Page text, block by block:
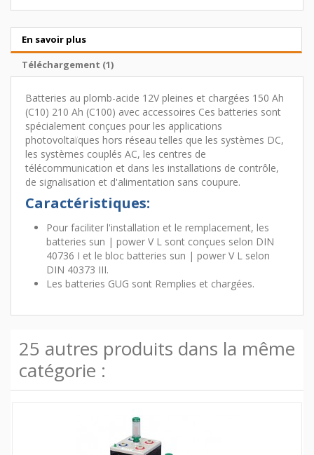
En savoir plus
Téléchargement (1)
Batteries au plomb-acide 12V pleines et chargées 150 Ah
(C10) 210 Ah (C100) avec accessoires Ces batteries sont
spécialement conçues pour les applications
photovoltaïques hors réseau telles que les systèmes DC,
les systèmes couplés AC, les centres de
télécommunication et dans les installations de contrôle,
de signalisation et d'alimentation sans coupure.
Caractéristiques:
Pour faciliter l'installation et le remplacement, les
batteries sun | power V L sont conçues selon DIN
40736 I et le bloc batteries sun | power V L selon
DIN 40373 III.
Les batteries GUG sont Remplies et chargées.
25 autres produits dans la même
catégorie :